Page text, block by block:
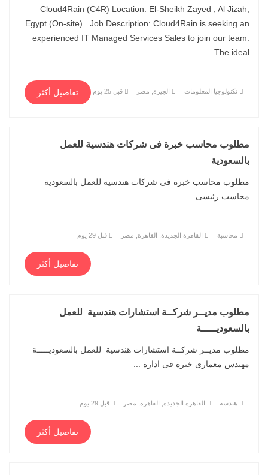
Cloud4Rain (C4R) Location: El-Sheikh Zayed , Al Jizah,
Egypt (On-site) Job Description: Cloud4Rain is seeking an
experienced IT Managed Services Sales to join our team.
The ideal ...
تكنولوجيا المعلومات الجيزة, مصر قبل 25 يوم تفاصيل أكثر
مطلوب محاسب خبرة فى شركات هندسية للعمل
بالسعودية
مطلوب محاسب خبرة فى شركات هندسية للعمل بالسعودية
محاسب رئيسى ...
محاسبة القاهرة الجديدة, القاهرة, مصر قبل 29 يوم
تفاصيل أكثر
مطلوب مديــر شركــة استشارات هندسية للعمل
بالسعوديـــــة
مطلوب مديــر شركــة استشارات هندسية للعمل بالسعوديـــــة
مهندس معمارى خبرة فى ادارة ...
هندسة القاهرة الجديدة, القاهرة, مصر قبل 29 يوم
تفاصيل أكثر